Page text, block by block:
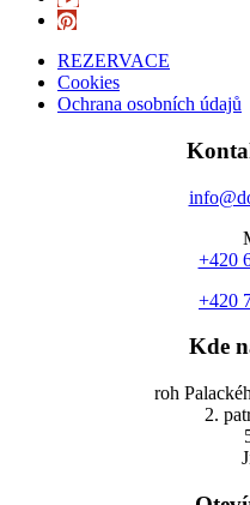
REZERVACE
Cookies
Ochrana osobních údajů
+420
+420
Kde
roh
2.